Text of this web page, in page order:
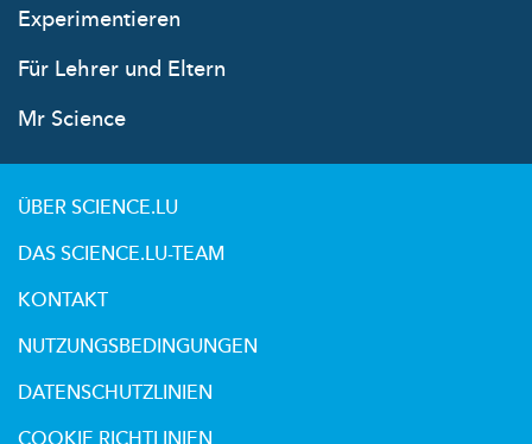
Experimentieren
Für Lehrer und Eltern
Mr Science
ÜBER SCIENCE.LU
DAS SCIENCE.LU-TEAM
KONTAKT
NUTZUNGSBEDINGUNGEN
DATENSCHUTZLINIEN